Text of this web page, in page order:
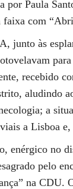
por Paula
faixa com
junto às
recebido
aludindo
a
a Lisboa
enérgico no
pelo
na CDU.